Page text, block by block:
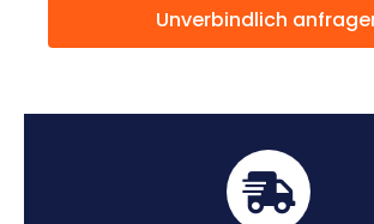
Unverbindlich